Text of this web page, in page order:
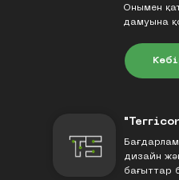
Онымен
дамуына
дизайн
бағыттар